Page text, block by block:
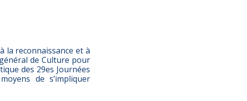
la reconnaissance et à
de Culture pour
des 29es Journées
de s’impliquer